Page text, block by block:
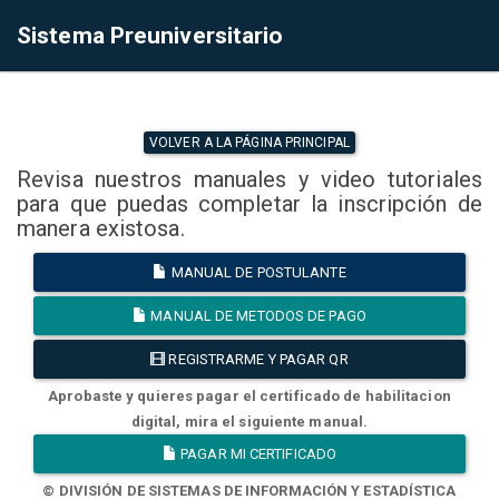
Sistema Preuniversitario
VOLVER A LA PÁGINA PRINCIPAL
Revisa nuestros manuales y video tutoriales
para que puedas completar la inscripción de
manera existosa.
MANUAL DE POSTULANTE
MANUAL DE METODOS DE PAGO
REGISTRARME Y PAGAR QR
Aprobaste y quieres pagar el certificado de habilitacion
digital, mira el siguiente manual.
PAGAR MI CERTIFICADO
© DIVISIÓN DE SISTEMAS DE INFORMACIÓN Y ESTADÍSTICA